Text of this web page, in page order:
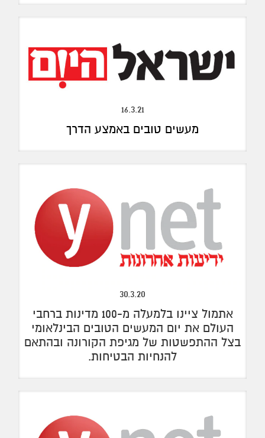
16.3.21
מעשים טובים באמצע הדרך
30.3.20
אתמול ציינו בלמעלה מ-100 מדינות ברחבי
העולם את יום המעשים הטובים הבינלאומי
בצל ההתפשטות של מגיפת הקורונה ובהתאם
להנחיות הבטיחות.